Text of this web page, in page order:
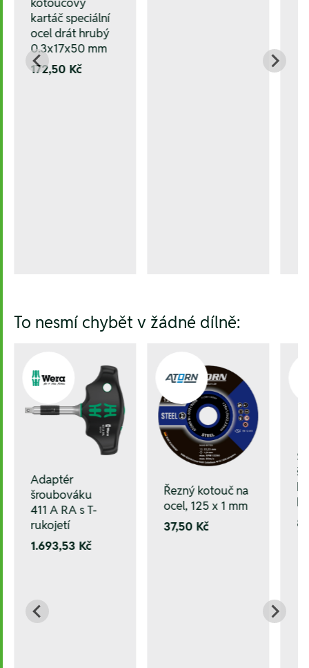
kotoučový
kartáč speciální
ocel drát hrubý
0.3x17x50 mm
172,50 Kč
To nesmí chybět v žádné dílně:
Adaptér
šroubováku
411 A RA s T-
rukojetí
1.693,53 Kč
Řezný kotouč na
ocel, 125 x 1 mm
37,50 Kč